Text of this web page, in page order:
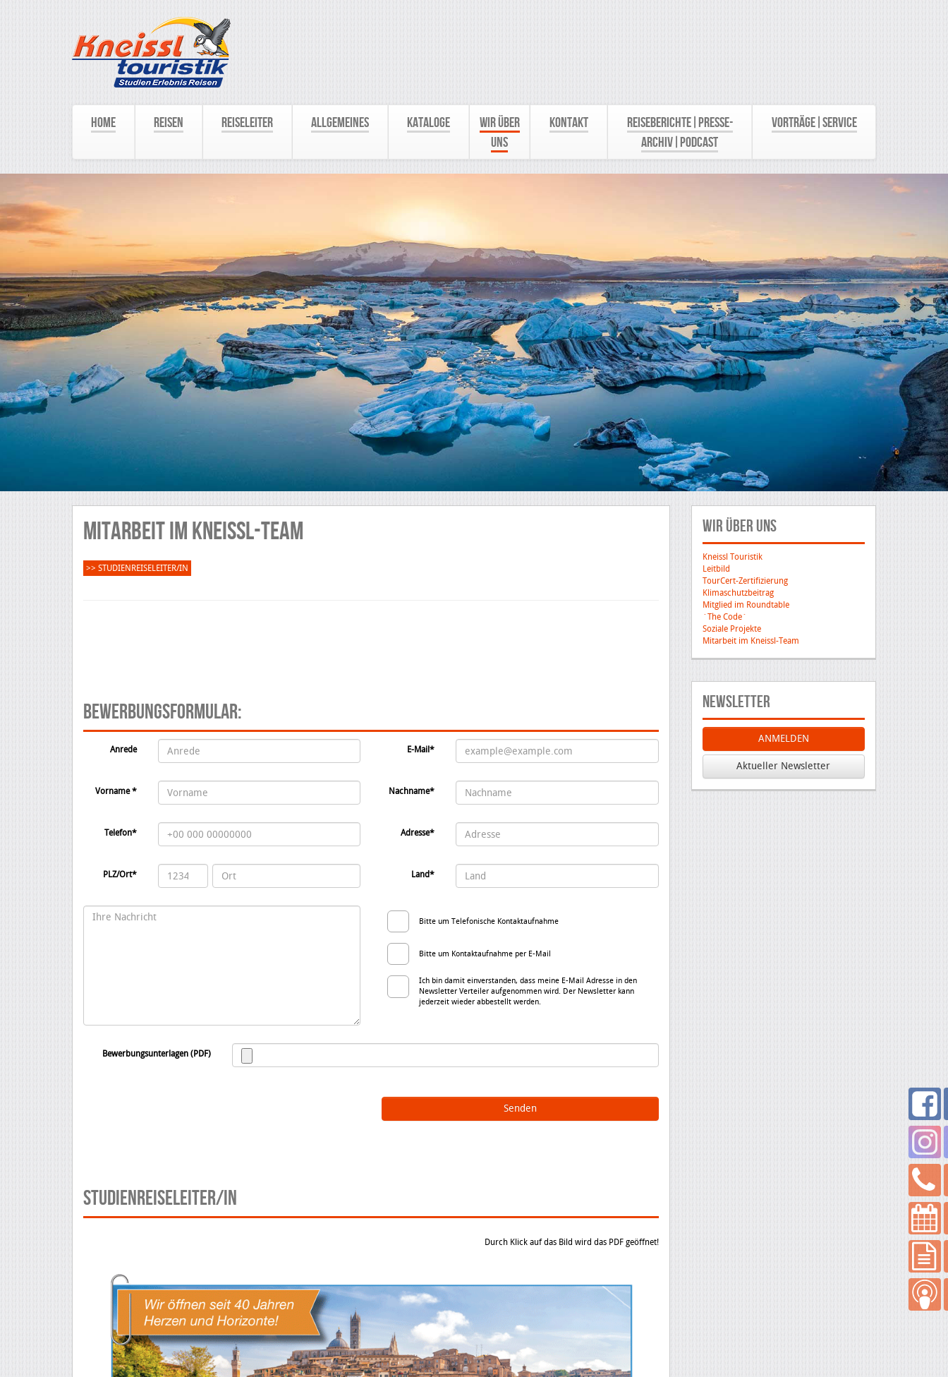
Home Reisen Reiseleiter Allgemeines Kataloge
Wir über
uns
Kontakt
Reiseberichte|Presse-
Archiv|Podcast
Vorträge|Service
MITARBEIT IM KNEISSL-TEAM
>> STUDIENREISELEITER/IN
BEWERBUNGSFORMULAR:
Anrede E-Mail*
Vorname * Nachname*
Telefon* Adresse*
PLZ/Ort* Land*
Bitte um Telefonische Kontaktaufnahme
Bitte um Kontaktaufnahme per E-Mail
Ich bin damit einverstanden, dass meine E-Mail Adresse in den
Newsletter Verteiler aufgenommen wird. Der Newsletter kann
jederzeit wieder abbestellt werden.
Bewerbungsunterlagen (PDF)
Senden
STUDIENREISELEITER/IN
Durch Klick auf das Bild wird das PDF geöffnet!
Wir über uns
Kneissl Touristik
Leitbild
TourCert-Zertifizierung
Klimaschutzbeitrag
Mitglied im Roundtable
´The Code´
Soziale Projekte
Mitarbeit im Kneissl-Team
Newsletter
ANMELDEN
Aktueller Newsletter